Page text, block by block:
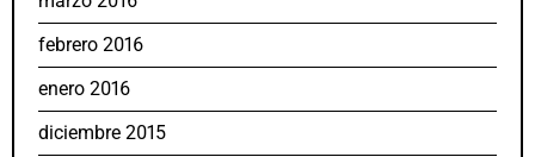
febrero 2016
enero 2016
diciembre 2015